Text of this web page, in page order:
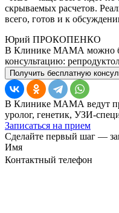
скрываемых расчетов.
всего, готов и к
Юрий ПРОКОПЕНКО
В Клинике МАМА можно
консультацию:
Получить бесплатную
В Клинике МАМА ведут
уролог, генетик, УЗИ-
Записаться на прием
Сделайте первый шаг —
Имя
Контактный телефон